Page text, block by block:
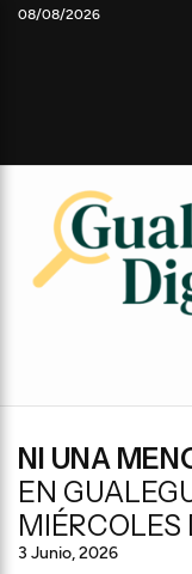
Murió Jorge
08/08/2026
NI UNA
EN
MIÉRCOLES
3 Junio, 2026